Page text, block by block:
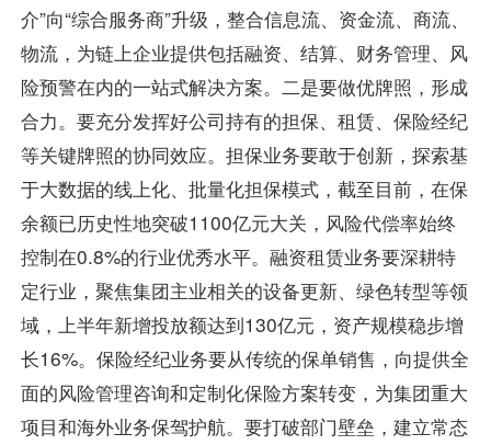
介”向“综合服务商”升级，整合信息流、资金流、商流、
物流，为链上企业提供包括融资、结算、财务管理、风
险预警在内的一站式解决方案。二是要做优牌照，形成
合力。要充分发挥好公司持有的担保、租赁、保险经纪
等关键牌照的协同效应。担保业务要敢于创新，探索基
于大数据的线上化、批量化担保模式，截至目前，在保
余额已历史性地突破1100亿元大关，风险代偿率始终
控制在0.8%的行业优秀水平。融资租赁业务要深耕特
定行业，聚焦集团主业相关的设备更新、绿色转型等领
域，上半年新增投放额达到130亿元，资产规模稳步增
长16%。保险经纪业务要从传统的保单销售，向提供全
面的风险管理咨询和定制化保险方案转变，为集团重大
项目和海外业务保驾护航。要打破部门壁垒，建立常态